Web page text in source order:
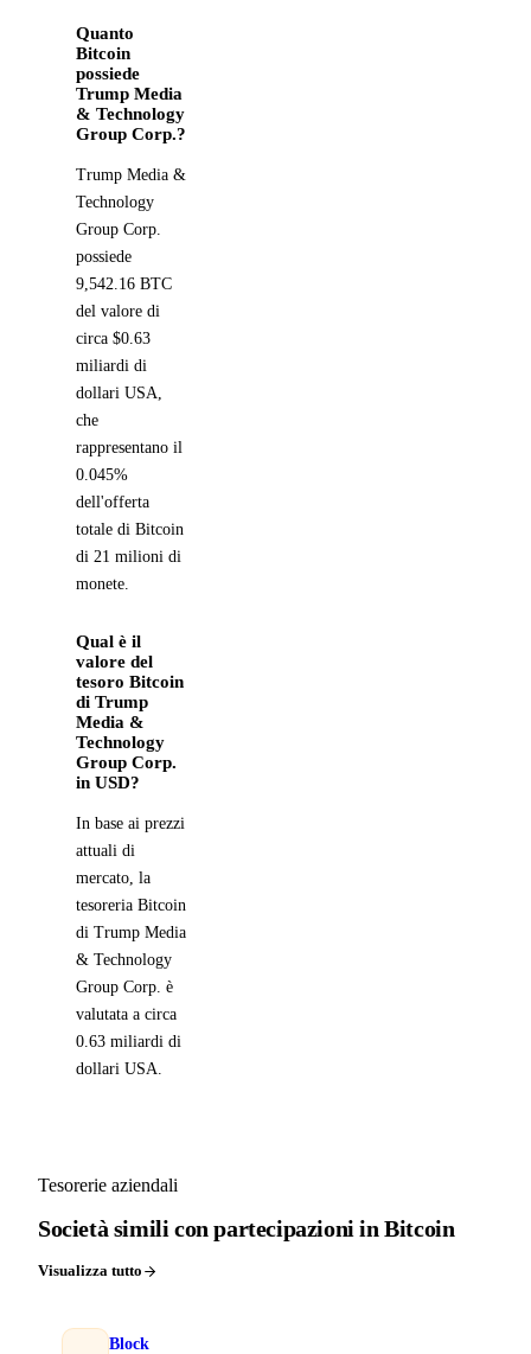
Quanto
Bitcoin
possiede
Trump Media
& Technology
Group Corp.?
Trump Media &
Technology
Group Corp.
possiede
9,542.16 BTC
del valore di
circa $0.63
miliardi di
dollari USA,
che
rappresentano il
0.045%
dell'offerta
totale di Bitcoin
di 21 milioni di
monete.
Qual è il
valore del
tesoro Bitcoin
di Trump
Media &
Technology
Group Corp.
in USD?
In base ai prezzi
attuali di
mercato, la
tesoreria Bitcoin
di Trump Media
& Technology
Group Corp. è
valutata a circa
0.63 miliardi di
dollari USA.
Tesorerie aziendali
Società simili con partecipazioni in Bitcoin
Visualizza tutto
Block